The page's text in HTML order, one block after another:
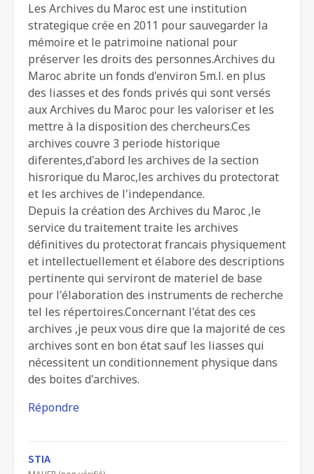
Les Archives du Maroc est une institution
strategique crée en 2011 pour sauvegarder la
mémoire et le patrimoine national pour
préserver les droits des personnes.Archives du
Maroc abrite un fonds d'environ 5m.l. en plus
des liasses et des fonds privés qui sont versés
aux Archives du Maroc pour les valoriser et les
mettre à la disposition des chercheurs.Ces
archives couvre 3 periode historique
diferentes,d'abord les archives de la section
hisrorique du Maroc,les archives du protectorat
et les archives de l'independance.
Depuis la création des Archives du Maroc ,le
service du traitement traite les archives
définitives du protectorat francais physiquement
et intellectuellement et élabore des descriptions
pertinente qui serviront de materiel de base
pour l'élaboration des instruments de recherche
tel les répertoires.Concernant l'état des ces
archives ,je peux vous dire que la majorité de ces
archives sont en bon état sauf les liasses qui
nécessitent un conditionnement physique dans
des boites d'archives.
Répondre
STIA